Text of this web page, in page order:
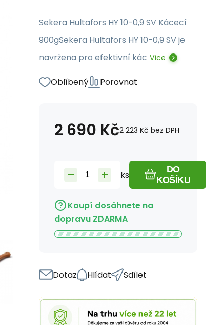
Sekera Hultafors HY 10-0,9 SV Kácecí
900gSekera Hultafors HY 10-0,9 SV je
navržena pro efektivní kác Více
Oblíbený Porovnat
2 690 Kč2 223 Kč bez DPH
ks
DO
KOŠÍKU
Koupí dosáhnete na
dopravu ZDARMA
Dotaz Hlídat Sdílet